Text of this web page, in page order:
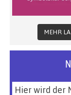
MEHR
Hier wird der